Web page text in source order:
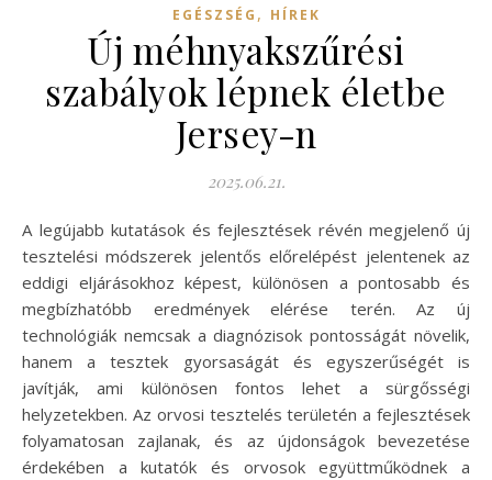
EGÉSZSÉG , HÍREK
Új méhnyakszűrési
szabályok lépnek életbe
Jersey-n
2025.06.21.
A legújabb kutatások és fejlesztések révén megjelenő új
tesztelési módszerek jelentős előrelépést jelentenek az
eddigi eljárásokhoz képest, különösen a pontosabb és
megbízhatóbb eredmények elérése terén. Az új
technológiák nemcsak a diagnózisok pontosságát növelik,
hanem a tesztek gyorsaságát és egyszerűségét is
javítják, ami különösen fontos lehet a sürgősségi
helyzetekben. Az orvosi tesztelés területén a fejlesztések
folyamatosan zajlanak, és az újdonságok bevezetése
érdekében a kutatók és orvosok együttműködnek a